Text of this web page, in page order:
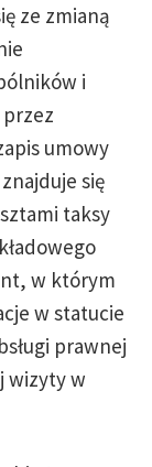
ze zmianą
i
przez
umowy
się
taksy
w którym
w statucie
prawnej
wizyty w